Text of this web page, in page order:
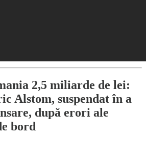
2,5 miliarde de lei:
Alstom, suspendat în a
după erori ale
bord